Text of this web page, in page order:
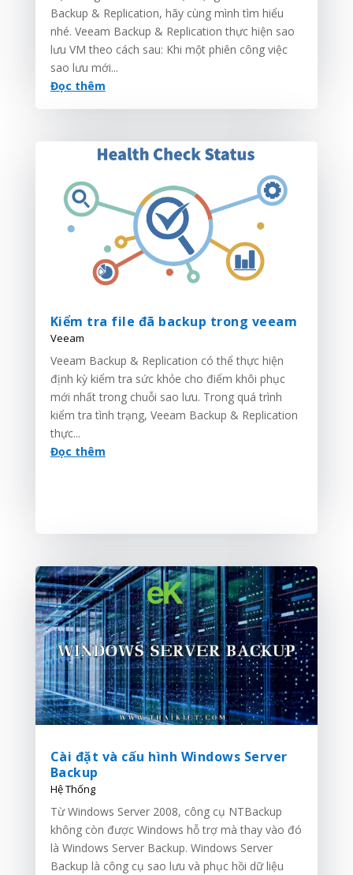
Backup & Replication, hãy cùng mình tìm hiểu
nhé. Veeam Backup & Replication thực hiện sao
lưu VM theo cách sau: Khi một phiên công việc
sao lưu mới...
Đọc thêm
Kiểm tra file đã backup trong veeam
Veeam
Veeam Backup & Replication có thể thực hiện
định kỳ kiểm tra sức khỏe cho điểm khôi phục
mới nhất trong chuỗi sao lưu. Trong quá trình
kiểm tra tình trạng, Veeam Backup & Replication
thực...
Đọc thêm
Cài đặt và cấu hình Windows Server
Backup
Hệ Thống
Từ Windows Server 2008, công cụ NTBackup
không còn được Windows hỗ trợ mà thay vào đó
là Windows Server Backup. Windows Server
Backup là công cụ sao lưu và phục hồi dữ liệu